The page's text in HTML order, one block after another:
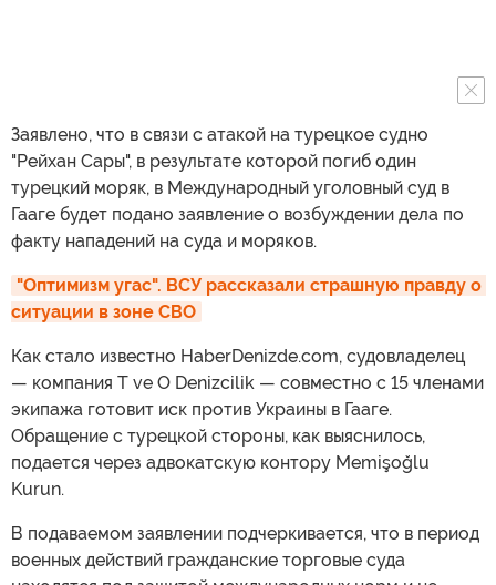
Заявлено, что в связи с атакой на турецкое судно
"Рейхан Сары", в результате которой погиб один
турецкий моряк, в Международный уголовный суд в
Гааге будет подано заявление о возбуждении дела по
факту нападений на суда и моряков.
"Оптимизм угас". ВСУ рассказали страшную правду о
ситуации в зоне СВО
Как стало известно HaberDenizde.com, судовладелец
— компания T ve O Denizcilik — совместно с 15 членами
экипажа готовит иск против Украины в Гааге.
Обращение с турецкой стороны, как выяснилось,
подается через адвокатскую контору Memişoğlu
Kurun.
В подаваемом заявлении подчеркивается, что в период
военных действий гражданские торговые суда